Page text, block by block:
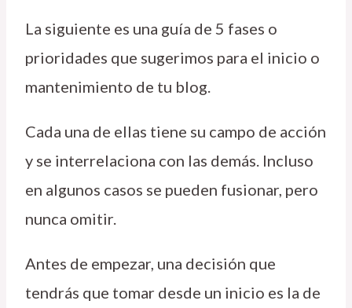
La siguiente es una guía de 5 fases o
prioridades que sugerimos para el inicio o
mantenimiento de tu blog.
Cada una de ellas tiene su campo de acción
y se interrelaciona con las demás. Incluso
en algunos casos se pueden fusionar, pero
nunca omitir.
Antes de empezar, una decisión que
tendrás que tomar desde un inicio es la de